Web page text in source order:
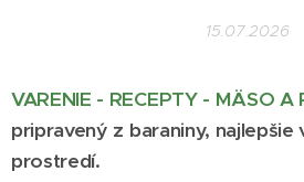
15.07.2026
VARENIE - RECEPTY - MÄSO A
pripravený z baraniny, najlepšie
prostredí.